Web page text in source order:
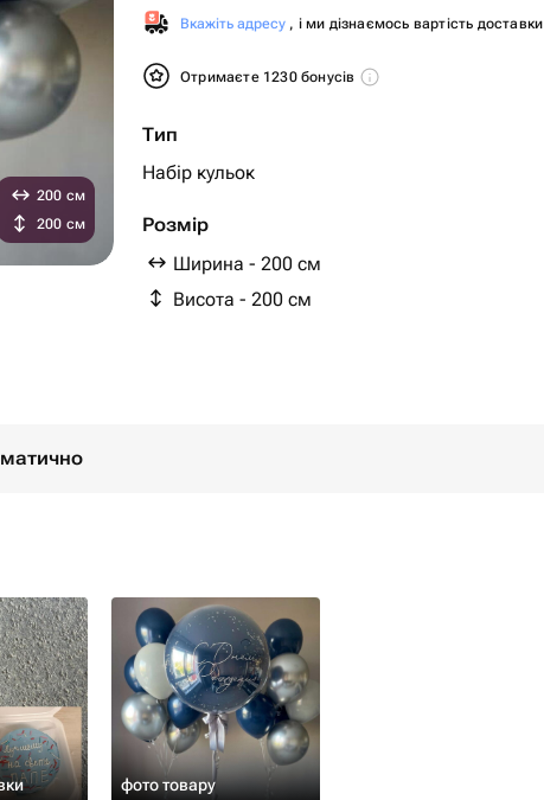
Вкажіть адресу , і ми дізнаємось вартість доставки
Отримаєте 1230 бонусів
Тип
Набір кульок
Розмір
Ширина - 200 см
Висота - 200 см
200 см
200 см
фото товару